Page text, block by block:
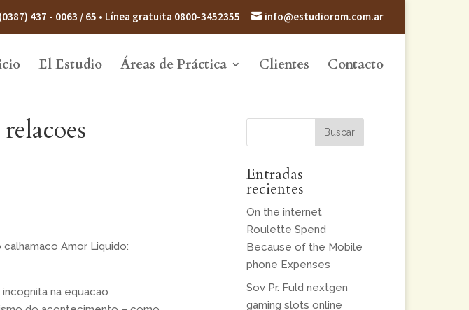
(0387) 437 - 0063 / 65 • Línea gratuita 0800-3452355 info@estudiorom.com.ar
El Estudio Áreas de Práctica Clientes Contacto
Amor Liquido:
na equacao
Entradas
recientes
On the internet
Roulette Spend
Because of the Mobile
phone Expenses
Sov Pr. Fuld nextgen
gaming slots online